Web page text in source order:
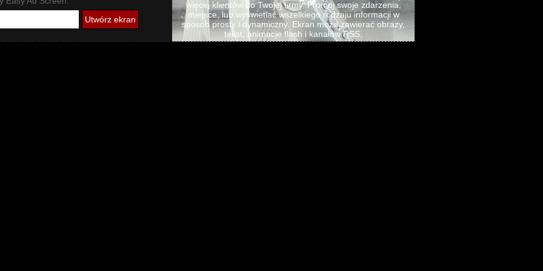
więcej klientów do Twojej firmy. Promuj swoje zdarzenia,
miejsce, lub wyświetlać wszelkiego rodzaju informacji w
sposób prosty i dynamiczny. Ekran może zawierać obrazy,
tekst, animacje flash i kanałów RSS.